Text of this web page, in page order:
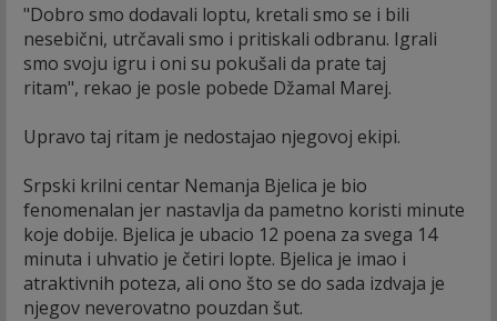
"Dobro smo dodavali loptu, kretali smo se i bili
nesebični, utrčavali smo i pritiskali odbranu. Igrali
smo svoju igru i oni su pokušali da prate taj
ritam", rekao je posle pobede Džamal Marej.
Upravo taj ritam je nedostajao njegovoj ekipi.
Srpski krilni centar Nemanja Bjelica je bio
fenomenalan jer nastavlja da pametno koristi minute
koje dobije. Bjelica je ubacio 12 poena za svega 14
minuta i uhvatio je četiri lopte. Bjelica je imao i
atraktivnih poteza, ali ono što se do sada izdvaja je
njegov neverovatno pouzdan šut.